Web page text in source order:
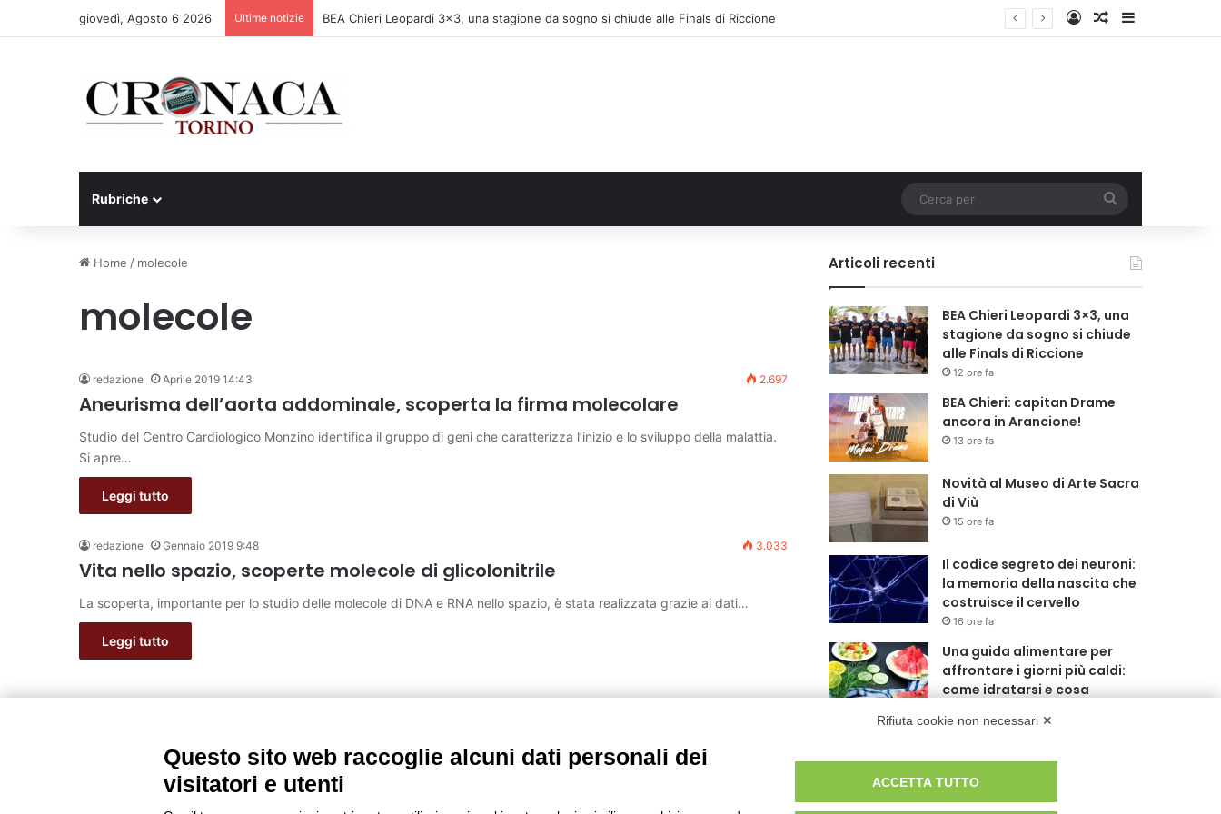
giovedì, Agosto 6 2026 Ultime notizie BEA Chieri Leopardi 3×3, una stagione da sogno si chiude alle Finals di Riccione AccediUn articolo a
Rubriche
per
Home / molecole
molecole
redazione Aprile 2019 14:43 2.697
Aneurisma dell’aorta addominale, scoperta la firma molecolare
Studio del Centro Cardiologico Monzino identifica il gruppo di geni che caratterizza l’inizio e lo sviluppo della malattia.
Si apre…
Leggi tutto
redazione Gennaio 2019 9:48 3.033
Vita nello spazio, scoperte molecole di glicolonitrile
La scoperta, importante per lo studio delle molecole di DNA e RNA nello spazio, è stata realizzata grazie ai dati…
Leggi tutto
Articoli recenti
BEA Chieri Leopardi 3×3, una
stagione da sogno si chiude
alle Finals di Riccione
12 ore fa
BEA Chieri: capitan Drame
ancora in Arancione!
13 ore fa
Novità al Museo di Arte Sacra
di Viù
15 ore fa
Il codice segreto dei neuroni:
la memoria della nascita che
costruisce il cervello
16 ore fa
Una guida alimentare per
affrontare i giorni più caldi:
come idratarsi e cosa
Ferragosto
Basket Torino guarda al
Rifiuta cookie non necessari ✕
Questo sito web raccoglie alcuni dati personali dei
visitatori e utenti
ACCETTA TUTTO